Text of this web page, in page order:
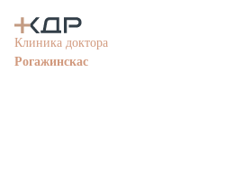
Клиника доктора
Рогажинскас